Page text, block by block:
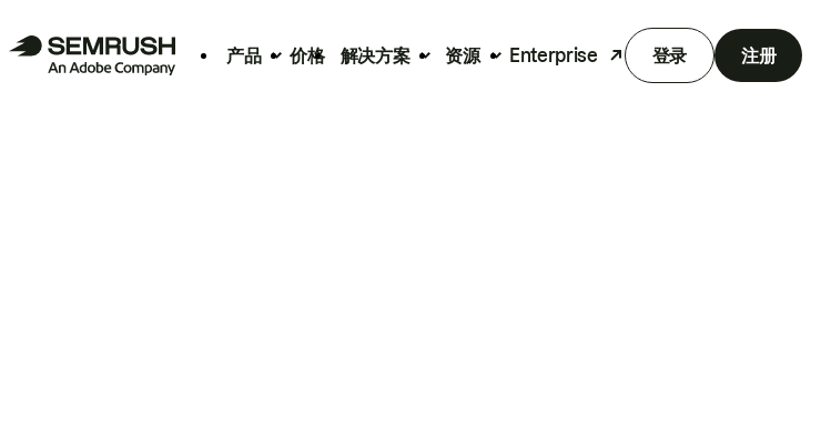
产品 价格 解决方案 资源 Enterprise 登录 注册